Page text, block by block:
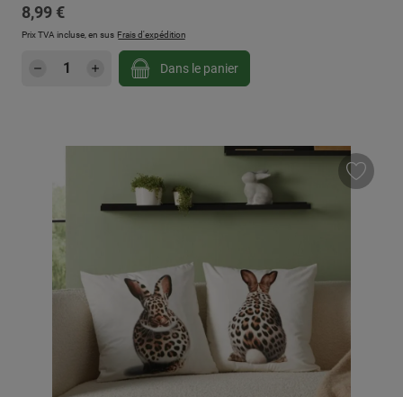
Prix régulier :
8,99 €
Prix TVA incluse, en sus Frais d'expédition
Quantité de produit : Entrez la quantité
Dans le panier